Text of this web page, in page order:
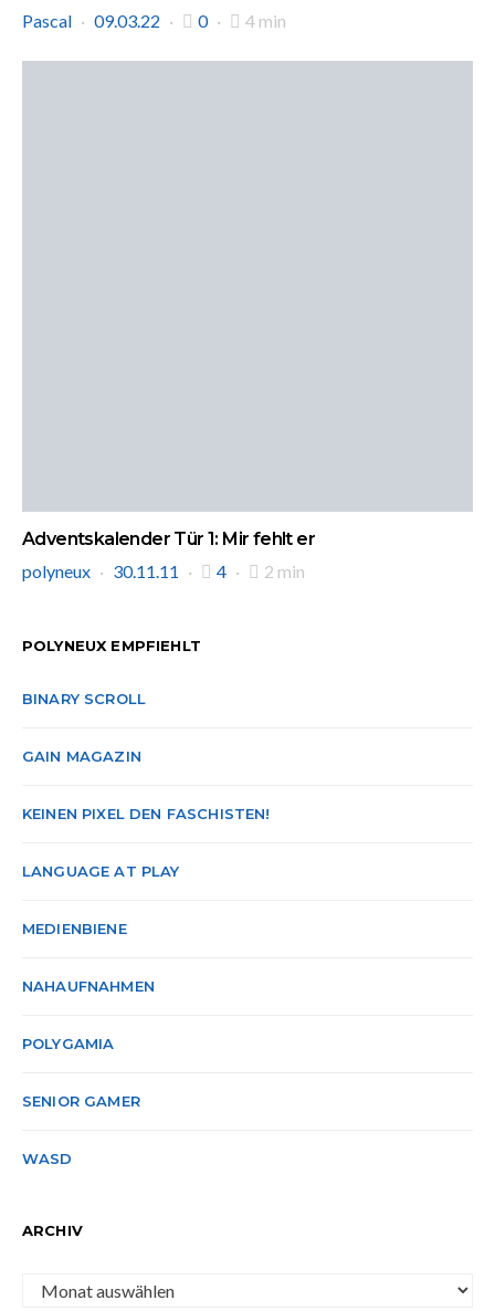
Pascal
09.03.22 0 4 min
Adventskalender Tür 1: Mir fehlt er
polyneux
30.11.11 4 2 min
POLYNEUX EMPFIEHLT
BINARY SCROLL
GAIN MAGAZIN
KEINEN PIXEL DEN FASCHISTEN!
LANGUAGE AT PLAY
MEDIENBIENE
NAHAUFNAHMEN
POLYGAMIA
SENIOR GAMER
WASD
ARCHIV
Archiv